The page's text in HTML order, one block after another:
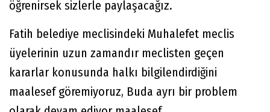
öğrenirsek sizlerle paylaşacağız.
Fatih belediye meclisindeki Muhalefet meclis
üyelerinin uzun zamandır meclisten geçen
kararlar konusunda halkı bilgilendirdiğini
maalesef göremiyoruz, Buda ayrı bir problem